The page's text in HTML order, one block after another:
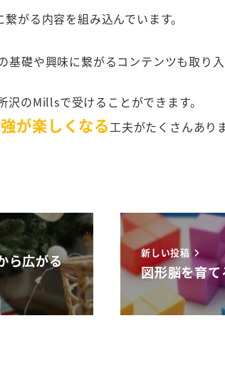
繋がる内容を組み込んでいます。
基礎や興味に繋がるコンテンツも取り入
のMillsで受けることができます。
が楽しくなる工夫がたくさんあり
ら広がる
新しい投稿
図形脳を育